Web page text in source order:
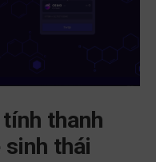
thanh
sinh thái